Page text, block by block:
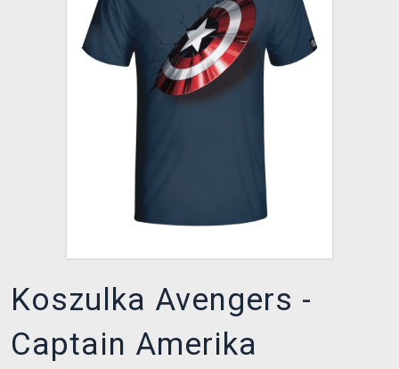
TRANSPORT
XZONE KLUB
Koszulka Avengers -
Captain Amerika